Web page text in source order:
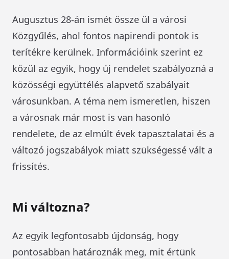
Augusztus 28-án ismét össze ül a városi
Közgyűlés, ahol fontos napirendi pontok is
terítékre kerülnek. Információink szerint ez
közül az egyik, hogy új rendelet szabályozná a
közösségi együttélés alapvető szabályait
városunkban. A téma nem ismeretlen, hiszen
a városnak már most is van hasonló
rendelete, de az elmúlt évek tapasztalatai és a
változó jogszabályok miatt szükségessé vált a
frissítés.
Mi változna?
Az egyik legfontosabb újdonság, hogy
pontosabban határoznák meg, mit értünk